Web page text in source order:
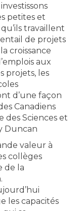
petites et
travaillent
de projets
croissance
aux
projets, les
d’une façon
Canadiens
des Sciences et
Duncan
valeur à
collèges
de la
les capacités